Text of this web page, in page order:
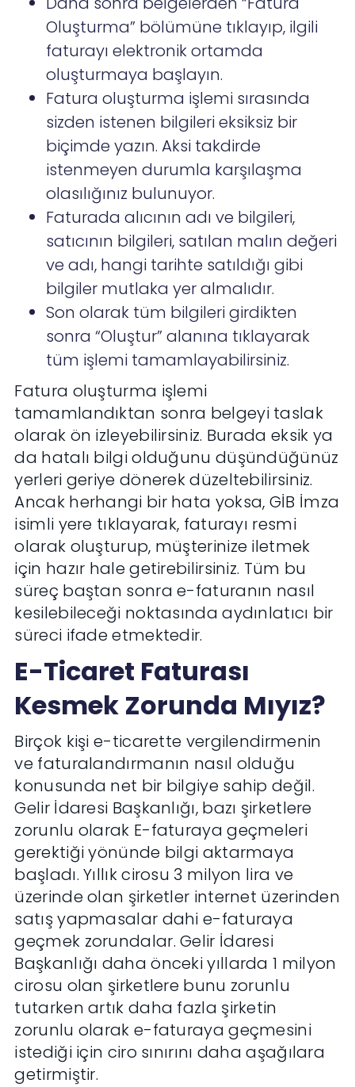
Oluşturma” bölümüne tıklayıp, ilgili
faturayı elektronik ortamda
oluşturmaya başlayın.
Fatura oluşturma işlemi sırasında
sizden istenen bilgileri eksiksiz bir
biçimde yazın. Aksi takdirde
istenmeyen durumla karşılaşma
olasılığınız bulunuyor.
Faturada alıcının adı ve bilgileri,
satıcının bilgileri, satılan malın değeri
ve adı, hangi tarihte satıldığı gibi
bilgiler mutlaka yer almalıdır.
Son olarak tüm bilgileri girdikten
sonra “Oluştur” alanına tıklayarak
tüm işlemi tamamlayabilirsiniz.
Fatura oluşturma işlemi
tamamlandıktan sonra belgeyi taslak
olarak ön izleyebilirsiniz. Burada eksik ya
da hatalı bilgi olduğunu düşündüğünüz
yerleri geriye dönerek düzeltebilirsiniz.
Ancak herhangi bir hata yoksa, GİB İmza
isimli yere tıklayarak, faturayı resmi
olarak oluşturup, müşterinize iletmek
için hazır hale getirebilirsiniz. Tüm bu
süreç baştan sonra e-faturanın nasıl
kesilebileceği noktasında aydınlatıcı bir
süreci ifade etmektedir.
E-Ticaret Faturası
Kesmek Zorunda Mıyız?
Birçok kişi e-ticarette vergilendirmenin
ve faturalandırmanın nasıl olduğu
konusunda net bir bilgiye sahip değil.
Gelir İdaresi Başkanlığı, bazı şirketlere
zorunlu olarak E-faturaya geçmeleri
gerektiği yönünde bilgi aktarmaya
başladı. Yıllık cirosu 3 milyon lira ve
üzerinde olan şirketler internet üzerinden
satış yapmasalar dahi e-faturaya
geçmek zorundalar. Gelir İdaresi
Başkanlığı daha önceki yıllarda 1 milyon
cirosu olan şirketlere bunu zorunlu
tutarken artık daha fazla şirketin
zorunlu olarak e-faturaya geçmesini
istediği için ciro sınırını daha aşağılara
getirmiştir.